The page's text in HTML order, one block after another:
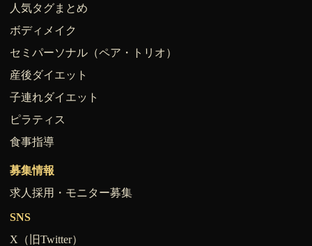
人気タグまとめ
ボディメイク
セミパーソナル（ペア・トリオ）
産後ダイエット
子連れダイエット
ピラティス
食事指導
募集情報
求人採用・モニター募集
SNS
X（旧Twitter）